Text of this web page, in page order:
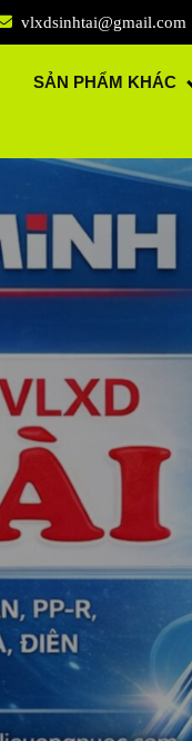
vlxdsinhtai@gmail.com
SẢN PHẨM KHÁC